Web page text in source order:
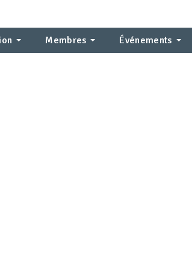
Membres Événements